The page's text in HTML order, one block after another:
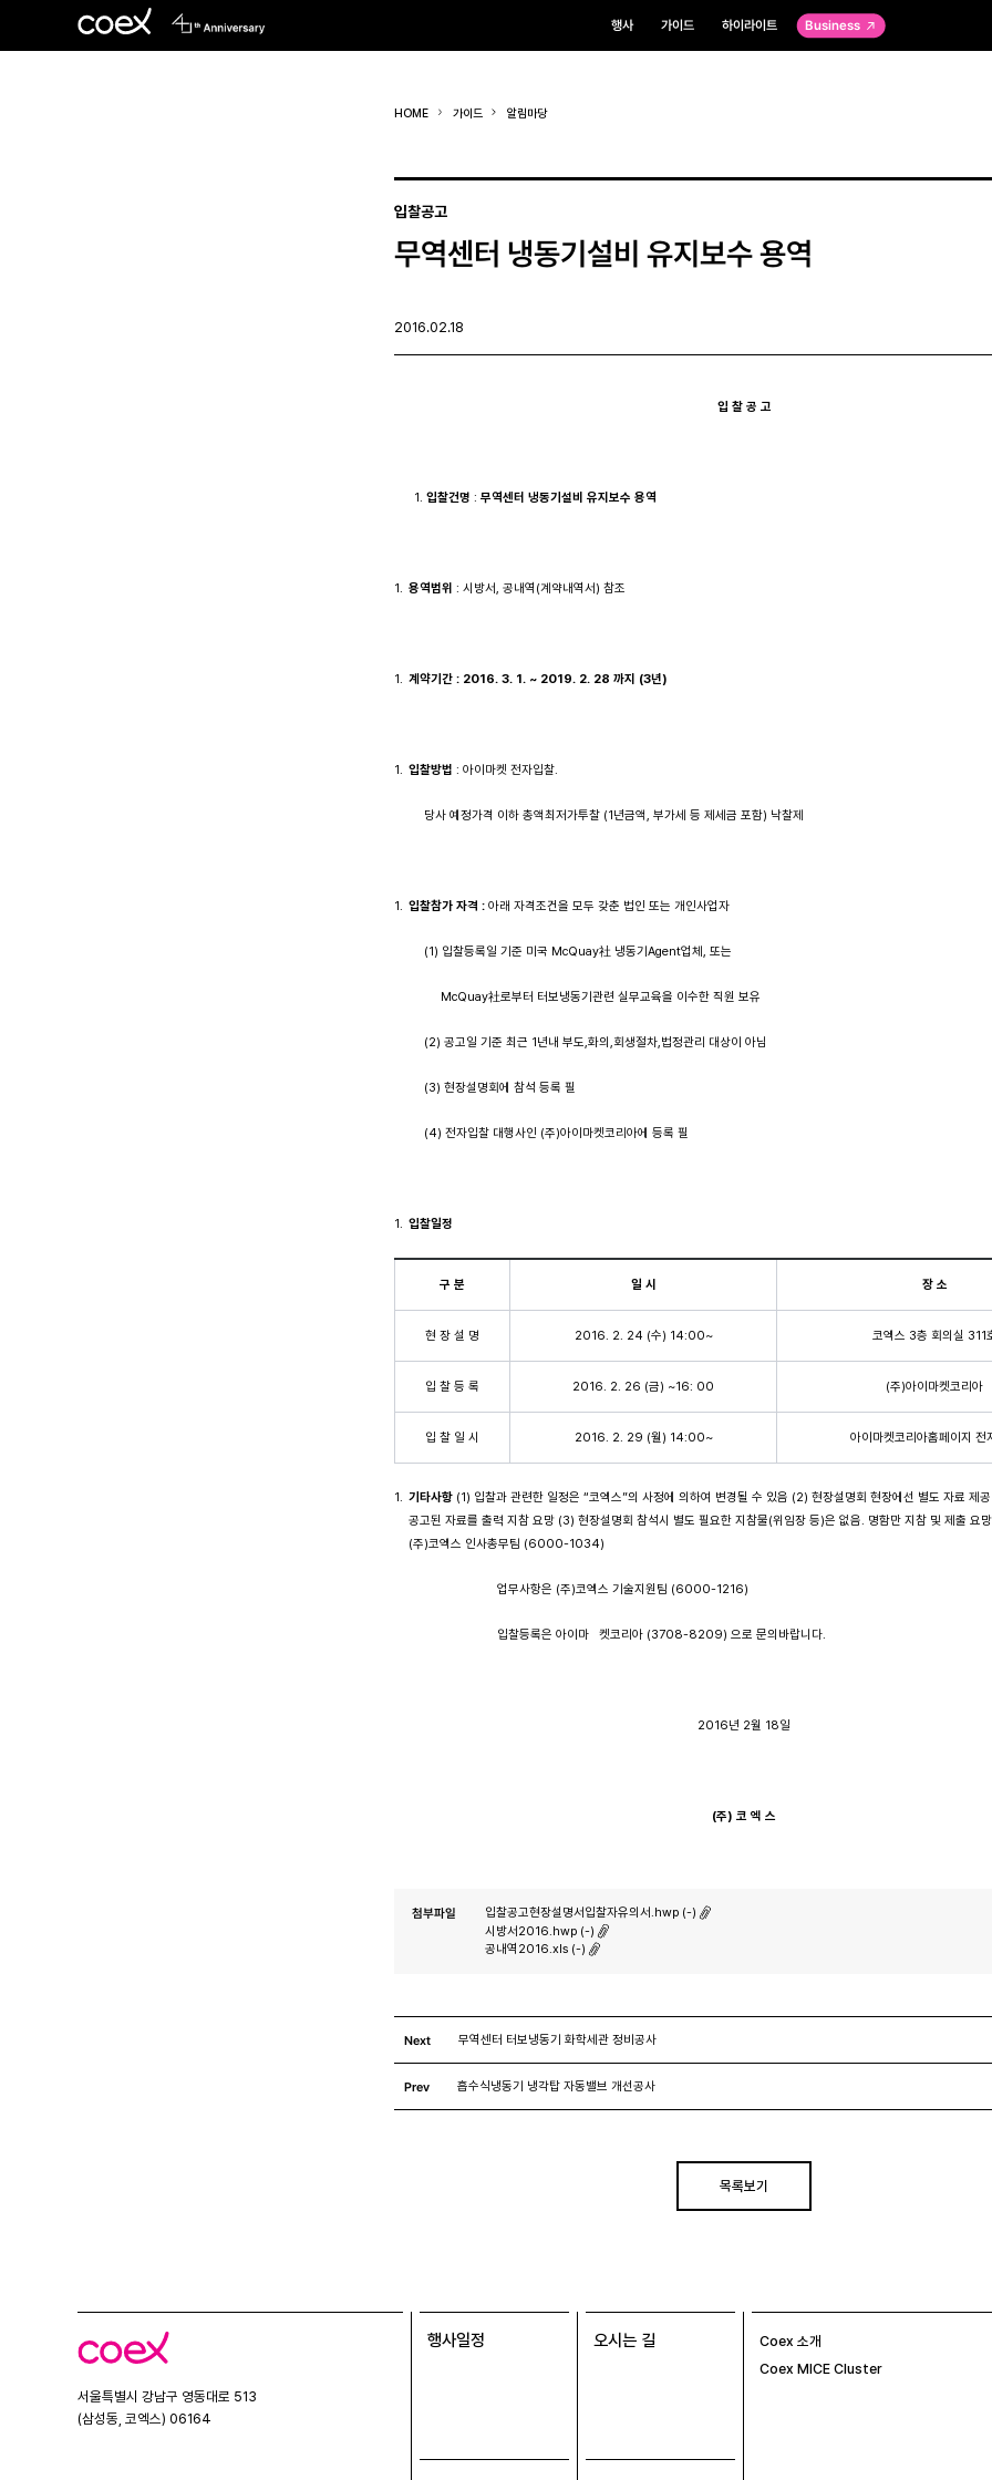
행사 가이드 하이라이트 Business
HOME 가이드 알림마당
입찰공고
무역센터 냉동기설비 유지보수 용역
2016.02.18
입 찰 공 고
1.입찰건명 :무역센터 냉동기설비 유지보수 용역
용역범위 : 시방서, 공내역(계약내역서) 참조
계약기간 : 2016. 3. 1. ~ 2019. 2. 28 까지 (3년)
입찰방법 : 아이마켓 전자입찰.
당사 예정가격 이하 총액최저가투찰 (1년금액, 부가세 등 제세금 포함) 낙찰제
입찰참가 자격 : 아래 자격조건을 모두 갖춘 법인 또는 개인사업자
(1) 입찰등록일 기준 미국 McQuay社 냉동기Agent업체, 또는
McQuay社로부터 터보냉동기관련 실무교육을 이수한 직원 보유
(2) 공고일 기준 최근 1년내 부도,화의,회생절차,법정관리 대상이 아님
(3) 현장설명회에 참석 등록 필
(4) 전자입찰 대행사인 (주)아이마켓코리아에 등록 필
입찰일정
구 분 일 시 장 소
현 장 설 명 2016. 2. 24 (수) 14:00~ 코엑스 3층 회의실 311
입 찰 등 록 2016. 2. 26 (금) ~16: 00 (주)아이마켓코리아
입 찰 일 시 2016. 2. 29 (월) 14:00~ 아이마켓코리아홈페이지 전
기타사항 (1) 입찰과 관련한 일정은 “코엑스”의 사정에 의하여 변경될 수 있음 (2) 현장설명회 현장에선 별도 자료 제
공고된 자료를 출력 지참 요망 (3) 현장설명회 참석시 별도 필요한 지참물(위임장 등)은 없음. 명함만 지참 및 제출 요
(주)코엑스 인사총무팀 (6000-1034)
업무사항은 (주)코엑스 기술지원팀 (6000-1216)
입찰등록은 아이마 켓코리아 (3708-8209) 으로 문의바랍니다.
2016년 2월 18일
(주) 코 엑 스
첨부파일
입찰공고현장설명서입찰자유의서.hwp (-)
시방서2016.hwp (-)
공내역2016.xls (-)
Next 무역센터 터보냉동기 화학세관 정비공사
Prev 흡수식냉동기 냉각탑 자동밸브 개선공사
목록보기
코
엑
서울특별시 강남구 영동대로 513
(삼성동, 코엑스) 06164
행사일정 오시는 길
Coex 소개
Coex MICE Cluster